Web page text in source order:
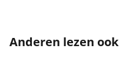
Anderen lezen ook